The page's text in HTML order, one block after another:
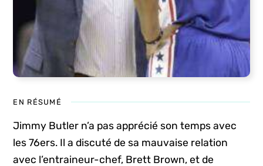
EN RÉSUMÉ
Jimmy Butler n’a pas apprécié son temps avec
les 76ers. Il a discuté de sa mauvaise relation
avec l’entraineur-chef, Brett Brown, et de